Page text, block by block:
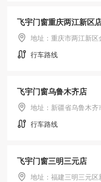
飞宇门窗重庆两江新区
地址：重庆市两江新
行车路线
飞宇门窗乌鲁木齐店
地址：新疆省乌鲁木
行车路线
飞宇门窗三明三元店
地址：福建三明三元